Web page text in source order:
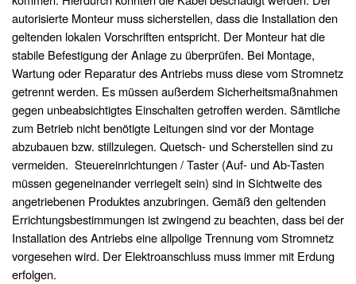
autorisierte Monteur muss sicherstellen, dass die Installation den
geltenden lokalen Vorschriften entspricht. Der Monteur hat die
stabile Befestigung der Anlage zu überprüfen. Bei Montage,
Wartung oder Reparatur des Antriebs muss diese vom Stromnetz
getrennt werden. Es müssen außerdem Sicherheitsmaßnahmen
gegen unbeabsichtigtes Einschalten getroffen werden. Sämtliche
zum Betrieb nicht benötigte Leitungen sind vor der Montage
abzubauen bzw. stillzulegen. Quetsch- und Scherstellen sind zu
vermeiden. Steuereinrichtungen / Taster (Auf- und Ab-Tasten
müssen gegeneinander verriegelt sein) sind in Sichtweite des
angetriebenen Produktes anzubringen. Gemäß den geltenden
Errichtungsbestimmungen ist zwingend zu beachten, dass bei der
Installation des Antriebs eine allpolige Trennung vom Stromnetz
vorgesehen wird. Der Elektroanschluss muss immer mit Erdung
erfolgen.